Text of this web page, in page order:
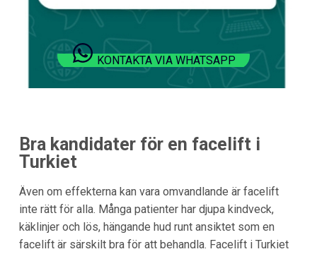
KONTAKTA VIA WHATSAPP
Bra kandidater för en facelift i
Turkiet
Även om effekterna kan vara omvandlande är facelift
inte rätt för alla. Många patienter har djupa kindveck,
käklinjer och lös, hängande hud runt ansiktet som en
facelift är särskilt bra för att behandla. Facelift i Turkiet